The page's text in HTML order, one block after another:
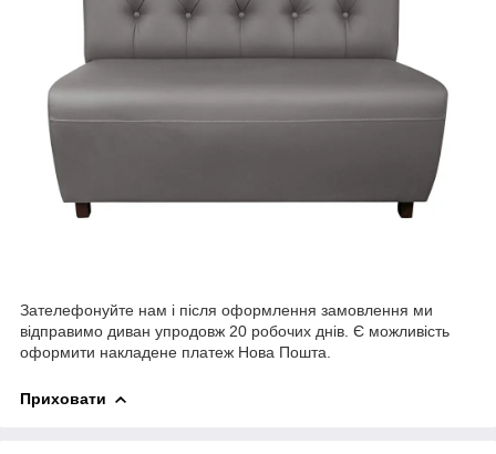
Зателефонуйте нам і після оформлення замовлення ми
відправимо диван упродовж 20 робочих днів. Є можливість
оформити накладене платеж Нова Пошта.
Приховати